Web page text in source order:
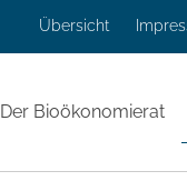
Übersicht
Der Bioökonomierat